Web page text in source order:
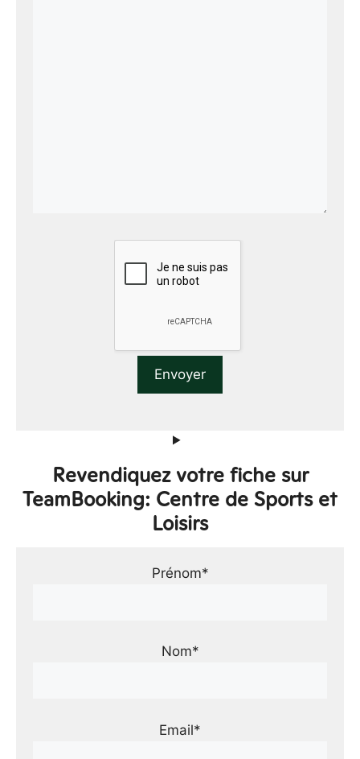
Revendiquez votre fiche sur
TeamBooking: Centre de Sports et
Loisirs
Prénom*
Nom*
Email*